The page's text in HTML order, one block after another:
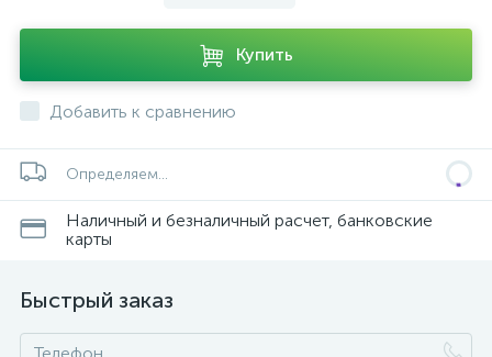
Купить
Добавить к сравнению
Определяем...
Наличный и безналичный расчет, банковские
карты
Быстрый заказ